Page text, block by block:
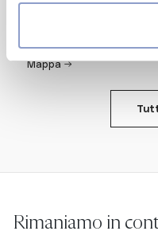
MediaWorld
Mappa →
Rimaniamo in